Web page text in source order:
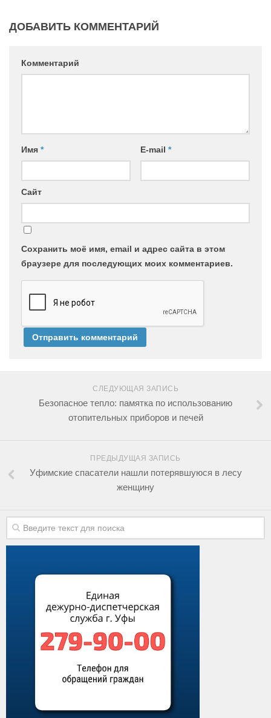
ДОБАВИТЬ КОММЕНТАРИЙ
Комментарий
Имя * E-mail *
Сайт
Сохранить моё имя, email и адрес сайта в этом
браузере для последующих моих комментариев.
СЛЕДУЮЩАЯ ЗАПИСЬ
Безопасное тепло: памятка по использованию
отопительных приборов и печей
ПРЕДЫДУЩАЯ ЗАПИСЬ
Уфимские спасатели нашли потерявшуюся в лесу
женщину